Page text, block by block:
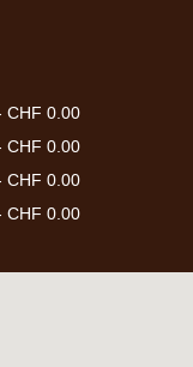
CHF 0.00
CHF 0.00
CHF 0.00
CHF 0.00